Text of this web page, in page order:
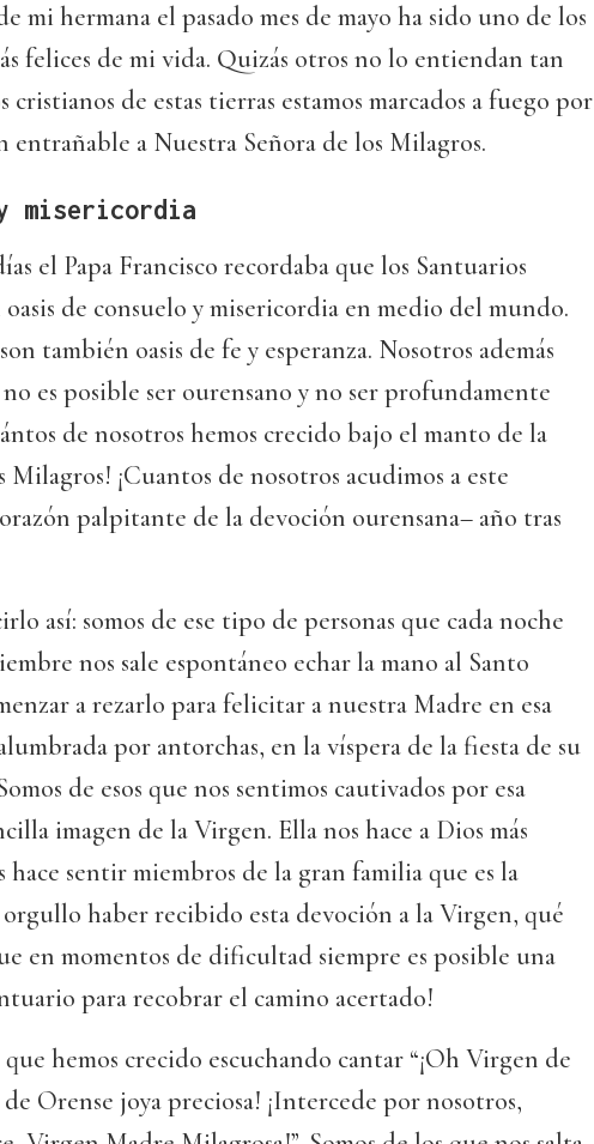
mi hermana el pasado mes de mayo ha sido uno de los
felices de mi vida. Quizás otros no lo entiendan tan
cristianos de estas tierras estamos marcados a fuego por
entrañable a Nuestra Señora de los Milagros.
misericordia
el Papa Francisco recordaba que los Santuarios
oasis de consuelo y misericordia en medio del mundo.
también oasis de fe y esperanza. Nosotros además
no es posible ser ourensano y no ser profundamente
de nosotros hemos crecido bajo el manto de la
¡Cuantos de nosotros acudimos a este
palpitante de la devoción ourensana– año tras
así: somos de ese tipo de personas que cada noche
nos sale espontáneo echar la mano al Santo
a rezarlo para felicitar a nuestra Madre en esa
por antorchas, en la víspera de la fiesta de su
de esos que nos sentimos cautivados por esa
imagen de la Virgen. Ella nos hace a Dios más
hace sentir miembros de la gran familia que es la
orgullo haber recibido esta devoción a la Virgen, qué
en momentos de dificultad siempre es posible una
para recobrar el camino acertado!
que hemos crecido escuchando cantar “¡Oh Virgen de
Orense joya preciosa! ¡Intercede por nosotros,